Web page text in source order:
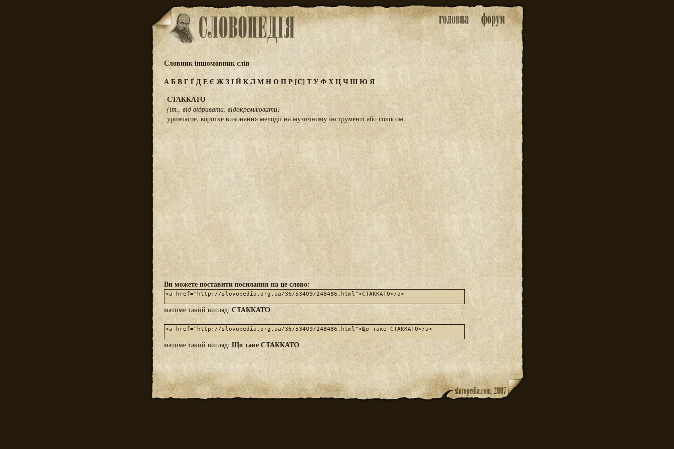
Словник іншомовник слів
АБВГҐДЕЄ ЖЗІЙКЛМНОПР[С] ТУФХЦЧШЮ Я
СТАККАТО
(іт., від відривати, відокремлювати)
уривчасте, коротке виконання мелодії на музичному інструменті або голосом.
Ви можете поставити посилання на це слово:
матиме такий вигляд:СТАККАТО
матиме такий вигляд: Що таке СТАККАТО